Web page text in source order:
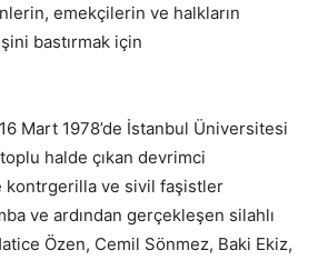
emekçilerin ve halkların
bastırmak için
Mart 1978’de İstanbul Üniversitesi
halde çıkan devrimci
ve sivil faşistler
ve ardından gerçekleşen silahlı
Özen, Cemil Sönmez, Baki Ekiz,